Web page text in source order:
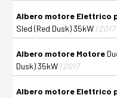
Albero motore Elettrico
Sled (Red Dusk) 35kW | 2017
Albero motore Motore
Dusk) 35kW | 2017
Albero motore Elettrico